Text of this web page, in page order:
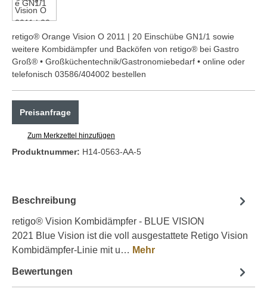
retigo® Orange Vision O 2011 | 20 Einschübe GN1/1 sowie
weitere Kombidämpfer und Backöfen von retigo® bei Gastro
Groß® • Großküchentechnik/Gastronomiebedarf • online oder
telefonisch 03586/404002 bestellen
Preisanfrage
Zum Merkzettel hinzufügen
Produktnummer: H14-0563-AA-5
Beschreibung
retigo® Vision Kombidämpfer - BLUE VISION
2021 Blue Vision ist die voll ausgestattete Retigo Vision
Kombidämpfer-Linie mit u… Mehr
Bewertungen